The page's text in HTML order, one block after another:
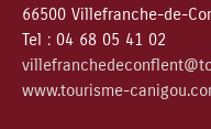
66500 Villefranche-de-
Tel : 04 68 05 41 02
www.tourisme-